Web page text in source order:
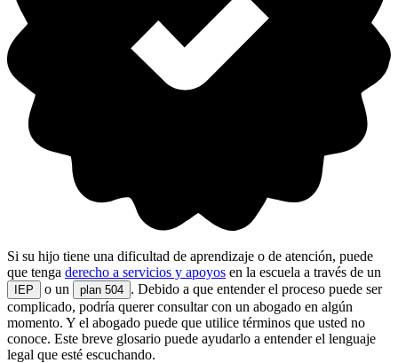
Si su hijo tiene una dificultad de aprendizaje o de atención, puede
que tenga derecho a servicios y apoyos en la escuela a través de un
IEP o un plan 504 . Debido a que entender el proceso puede ser
complicado, podría querer consultar con un abogado en algún
momento. Y el abogado puede que utilice términos que usted no
conoce. Este breve glosario puede ayudarlo a entender el lenguaje
legal que esté escuchando.